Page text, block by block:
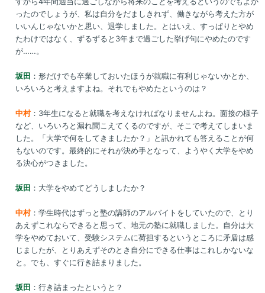
ったのでしょうが、私は自分をだましきれず、働きながら考えた方が
いいんじゃないかと思い、退学しました。とはいえ、すっぱりとやめ
たわけではなく、ずるずると3年まで過ごした挙げ句にやめたのです
が……。
坂田 ：形だけでも卒業しておいたほうが就職に有利じゃないかとか、
いろいろと考えますよね。それでもやめたというのは？
中村：3年生になると就職を考えなければなりませんよね。面接の様子
など、いろいろと漏れ聞こえてくるのですが、そこで考えてしまいま
した。「大学で何をしてきましたか？」と訊かれても答えることが何
もないのです。最終的にそれが決め手となって、ようやく大学をやめ
る決心がつきました。
坂田 ：大学をやめてどうしましたか？
中村：学生時代はずっと塾の講師のアルバイトをしていたので、とり
あえずこれならできると思って、地元の塾に就職しました。自分は大
学をやめておいて、受験システムに荷担するというところに矛盾は感
じましたが、とりあえずそのとき自分にできる仕事はこれしかないな
と。でも、すぐに行き詰まりました。
坂田 ：行き詰まったというと？